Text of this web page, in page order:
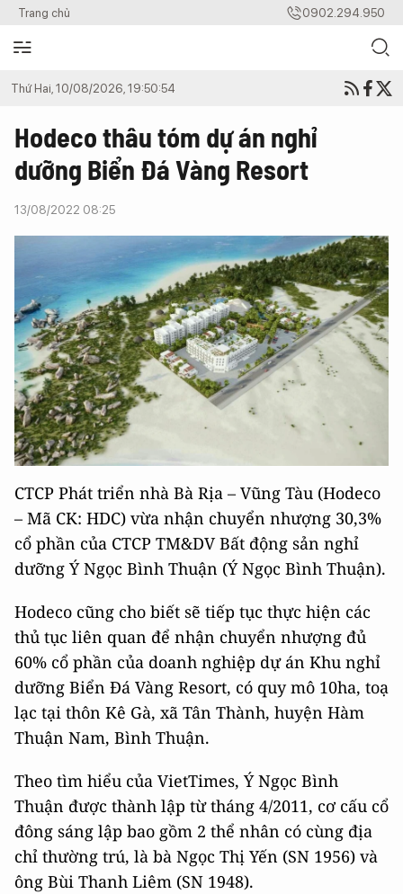
Trang chủ 0902.294.950
Thứ Hai, 10/08/2026, 19:50:54
Hodeco thâu tóm dự án nghỉ
dưỡng Biển Đá Vàng Resort
13/08/2022 08:25
CTCP Phát triển nhà Bà Rịa – Vũng Tàu (Hodeco
– Mã CK: HDC) vừa nhận chuyển nhượng 30,3%
cổ phần của CTCP TM&DV Bất động sản nghỉ
dưỡng Ý Ngọc Bình Thuận (Ý Ngọc Bình Thuận).
Hodeco cũng cho biết sẽ tiếp tục thực hiện các
thủ tục liên quan để nhận chuyển nhượng đủ
60% cổ phần của doanh nghiệp dự án Khu nghỉ
dưỡng Biển Đá Vàng Resort, có quy mô 10ha, toạ
lạc tại thôn Kê Gà, xã Tân Thành, huyện Hàm
Thuận Nam, Bình Thuận.
Theo tìm hiểu của VietTimes, Ý Ngọc Bình
Thuận được thành lập từ tháng 4/2011, cơ cấu cổ
đông sáng lập bao gồm 2 thể nhân có cùng địa
chỉ thường trú, là bà Ngọc Thị Yến (SN 1956) và
ông Bùi Thanh Liêm (SN 1948).